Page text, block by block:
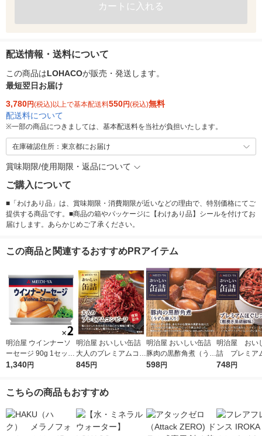
カートに入れる
配送情報・送料について
この商品はLOHACOが販売・発送します。
最短翌日お届け
3,780円(税込)以上で基本配送料550円(税込)無料
配送料について
※一部の商品につきましては、基本配送料を当社が負担いたします。
在庫確認住所：東京都にお届け
賞味期限/使用期限・返品について
ご購入について
■「わけあり品」は、賞味期限・消費期限が近いなどの理由で、特別価格にてご
提供する商品です。■商品の箱やパッケージに【わけあり品】シールを付けてお
届けします。あらかじめご了承ください。
この商品と関連するおすすめPRアイテム
明治屋 ウインナーソ
ーセージ 90g 1セット
（1個×2）缶詰
1,340円
明治屋 おいしい缶詰
大人のプレミアムコン
ビーフ 燻製風味 1個
845円
明治屋 おいしい缶詰
豚肉の黒酢角煮（うず
ら卵入り） 1個
598円
明治屋 おい
詰 プレミア
コンビーフ
748円
こちらの商品もおすすめ